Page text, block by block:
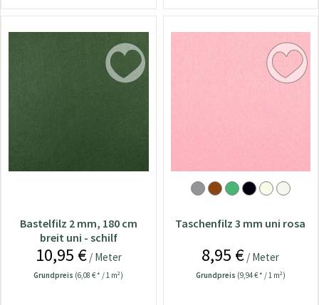
Bastelfilz 2 mm, 180 cm
breit uni - schilf
10,95 €/ Meter
Grundpreis (6,08 € * / 1 m²)
Taschenfilz 3 mm uni rosa
8,95 € / Meter
Grundpreis (9,94 € * / 1 m²)